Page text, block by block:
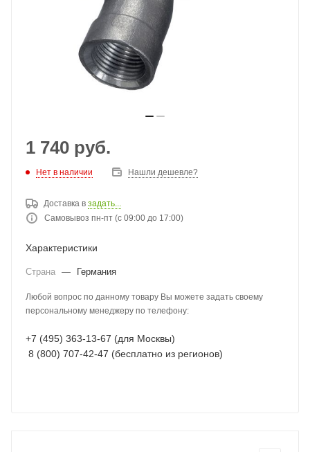
1 740 руб.
Нет в наличии Нашли дешевле?
Доставка в задать...
Самовывоз пн-пт (с 09:00 до 17:00)
Характеристики
Страна — Германия
Любой вопрос по данному товару Вы можете задать своему
персональному менеджеру по телефону:
+7 (495) 363-13-67 (для Москвы)
8 (800) 707-42-47 (бесплатно из регионов)